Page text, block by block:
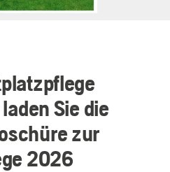
Sie die
zur
2026